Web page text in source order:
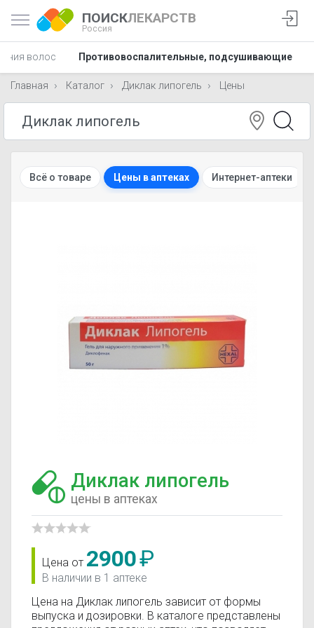
ПОИСКЛЕКАРСТВ
Россия
волос Противовоспалительные, подсушивающие
Главная Каталог Диклак липогель Цены
Всё о товаре Цены в аптеках Интернет-аптеки
Диклак липогель
цены в аптеках
Цена от 2900₽
В наличии в 1 аптеке
Цена на Диклак липогель зависит от формы
выпуска и дозировки. В каталоге представлены